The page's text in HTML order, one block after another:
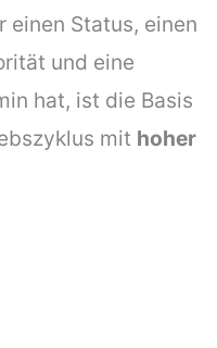
einen Status, einen
und eine
hat, ist die Basis
mit hoher